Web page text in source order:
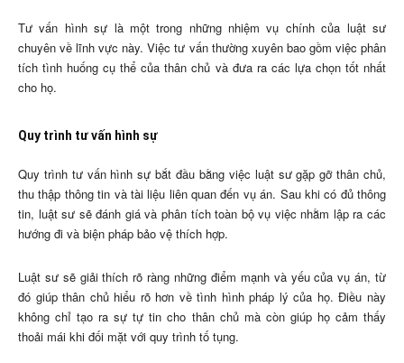
Tư vấn hình sự là một trong những nhiệm vụ chính của luật sư
chuyên về lĩnh vực này. Việc tư vấn thường xuyên bao gồm việc phân
tích tình huống cụ thể của thân chủ và đưa ra các lựa chọn tốt nhất
cho họ.
Quy trình tư vấn hình sự
Quy trình tư vấn hình sự bắt đầu bằng việc luật sư gặp gỡ thân chủ,
thu thập thông tin và tài liệu liên quan đến vụ án. Sau khi có đủ thông
tin, luật sư sẽ đánh giá và phân tích toàn bộ vụ việc nhằm lập ra các
hướng đi và biện pháp bảo vệ thích hợp.
Luật sư sẽ giải thích rõ ràng những điểm mạnh và yếu của vụ án, từ
đó giúp thân chủ hiểu rõ hơn về tình hình pháp lý của họ. Điều này
không chỉ tạo ra sự tự tin cho thân chủ mà còn giúp họ cảm thấy
thoải mái khi đối mặt với quy trình tố tụng.